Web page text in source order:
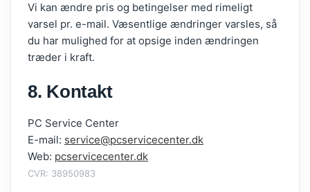
Vi kan ændre pris og betingelser med rimeligt
varsel pr. e-mail. Væsentlige ændringer varsles, så
du har mulighed for at opsige inden ændringen
træder i kraft.
8. Kontakt
PC Service Center
E-mail: service@pcservicecenter.dk
Web: pcservicecenter.dk
CVR: 38950983